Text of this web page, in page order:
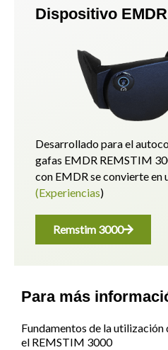
Dispositivo
Desarrollado para el
gafas EMDR REMSTIM
con EMDR se convierte en
(Experiencias)
Remstim 3000
Para más
Fundamentos de la utilización
el REMSTIM 3000